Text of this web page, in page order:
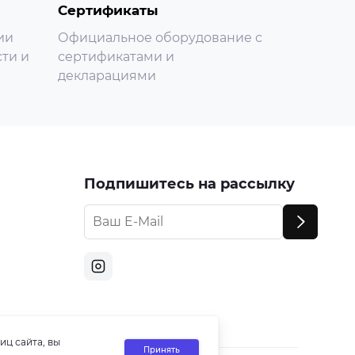
и
Сертификаты
Официальное оборудование с
сертификатами и
декларациями
Подпишитесь на рассылку
сайта, вы
Принять